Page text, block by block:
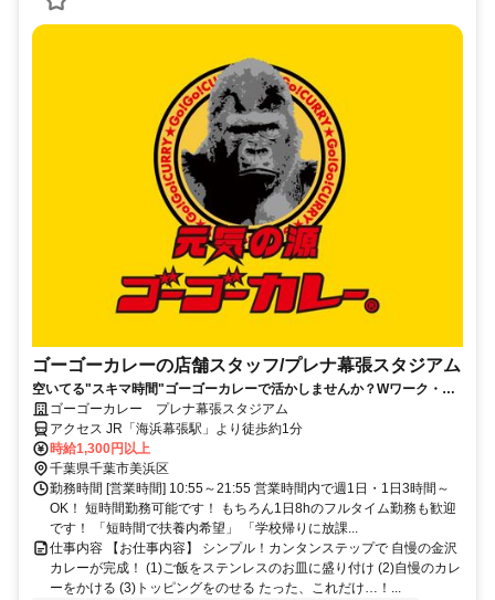
ゴーゴーカレーの店舗スタッフ/プレナ幕張スタジアム
空いてる"スキマ時間"ゴーゴーカレーで活かしませんか？Wワーク・扶
養内OK！時間の融通も利くお仕事！
ゴーゴーカレー プレナ幕張スタジアム
アクセス JR「海浜幕張駅」より徒歩約1分
時給1,300円以上
千葉県千葉市美浜区
勤務時間 [営業時間] 10:55～21:55 営業時間内で週1日・1日3時間～
OK！ 短時間勤務可能です！ もちろん1日8hのフルタイム勤務も歓迎
です！ 「短時間で扶養内希望」 「学校帰りに放課...
仕事内容 【お仕事内容】 シンプル！カンタンステップで 自慢の金沢
カレーが完成！ (1)ご飯をステンレスのお皿に盛り付け (2)自慢のカレ
ーをかける (3)トッピングをのせる たった、これだけ…！...